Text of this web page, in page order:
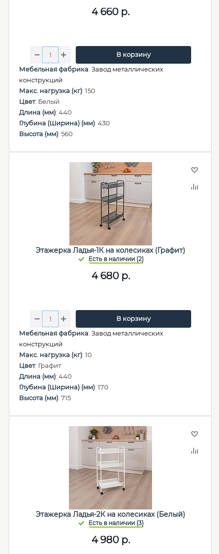
4 660 р.
В корзину
Мебельная фабрика: Завод металлических
конструкций
Макс. нагрузка (кг): 150
Цвет: Белый
Длина (мм): 440
Глубина (Ширина) (мм): 430
Высота (мм): 560
Этажерка Ладья-1К на колесиках (Графит)
4 680р.
В корзину
Мебельная фабрика: Завод металлических
конструкций
Макс. нагрузка (кг): 10
Цвет: Графит
Длина (мм): 440
Глубина (Ширина) (мм): 170
Высота (мм): 715
Этажерка Ладья-2К на колесиках (Белый)
4 980р.